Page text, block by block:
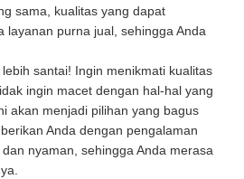
sama, kualitas yang dapat
layanan purna jual, sehingga Anda
santai! Ingin menikmati kualitas
ingin macet dengan hal-hal yang
akan menjadi pilihan yang bagus
Anda dengan pengalaman
nyaman, sehingga Anda merasa